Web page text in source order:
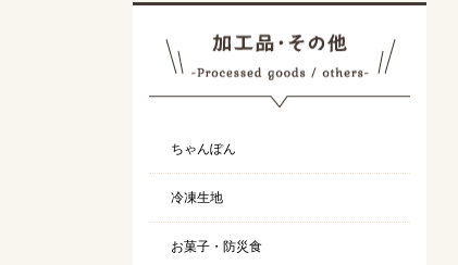
ちゃんぽん
冷凍生地
お菓子・防災食